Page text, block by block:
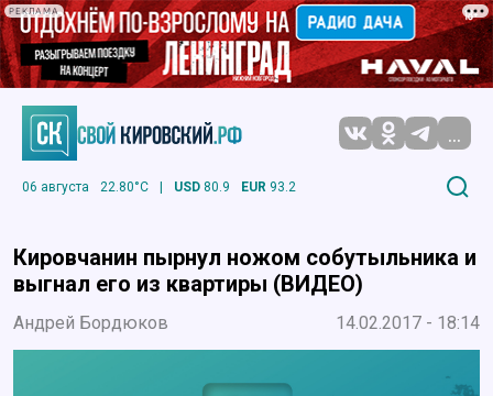
РЕКЛАМА
...
06 августа 22.80°C | USD 80.9 EUR 93.2
Кировчанин пырнул ножом собутыльника и
выгнал его из квартиры (ВИДЕО)
Андрей Бордюков 14.02.2017 - 18:14